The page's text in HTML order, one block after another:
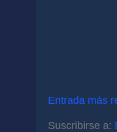
Entrada más
Suscribirse a: